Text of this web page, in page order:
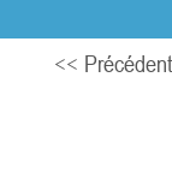
<< Précédent